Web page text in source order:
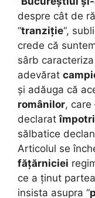
despre cât de
“tranziție“,
crede că
sârb
adevărat
și adăuga că
românilor, care
declarat
sălbatice
Articolul se
fățărniciei
ce a ținut
insista asupra “